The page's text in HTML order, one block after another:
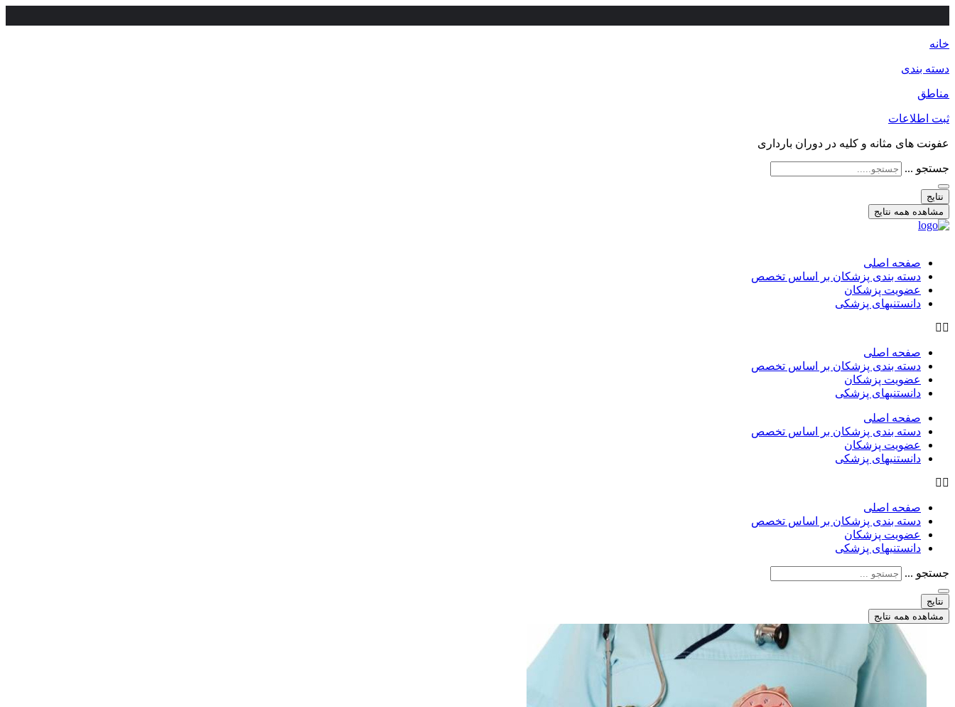
خانه
دسته بندی
مناطق
ثبت اطلاعات
عفونت های مثانه و کلیه در دوران بارداری
جستجو ...
نتایج
مشاهده همه نتایج
صفحه اصلی
دسته بندی پزشکان بر اساس تخصص
عضویت پزشکان
دانستنیهای پزشکی
صفحه اصلی
دسته بندی پزشکان بر اساس تخصص
عضویت پزشکان
دانستنیهای پزشکی
صفحه اصلی
دسته بندی پزشکان بر اساس تخصص
عضویت پزشکان
دانستنیهای پزشکی
صفحه اصلی
دسته بندی پزشکان بر اساس تخصص
عضویت پزشکان
دانستنیهای پزشکی
جستجو ...
نتایج
مشاهده همه نتایج